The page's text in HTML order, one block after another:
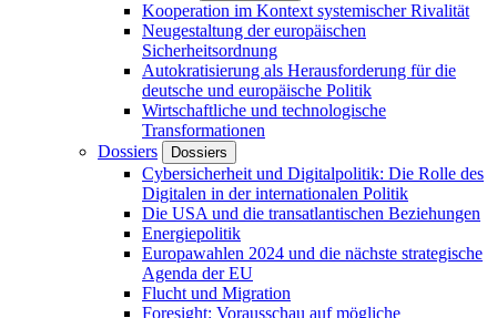
Kooperation im Kontext systemischer Rivalität
Neugestaltung der europäischen
Sicherheitsordnung
Autokratisierung als Herausforderung für die
deutsche und europäische Politik
Wirtschaftliche und technologische
Transformationen
Dossiers
Dossiers
Cybersicherheit und Digitalpolitik: Die Rolle des
Digitalen in der internationalen Politik
Die USA und die transatlantischen Beziehungen
Energiepolitik
Europawahlen 2024 und die nächste strategische
Agenda der EU
Flucht und Migration
Foresight: Vorausschau auf mögliche